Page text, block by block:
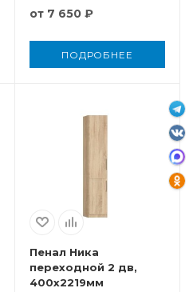
от 7 650 ₽
ПОДРОБНЕЕ
Пенал Ника
переходной 2 дв,
400x2219мм